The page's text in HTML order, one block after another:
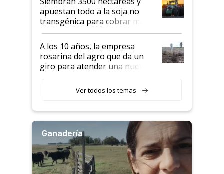
apuestan todo a la soja no
transgénica para cobrar más
por tonelada: compraron un
semillero
A los 10 años, la empresa
rosarina del agro que da un
giro para atender una nueva
Ver todos los temas
Ganadería